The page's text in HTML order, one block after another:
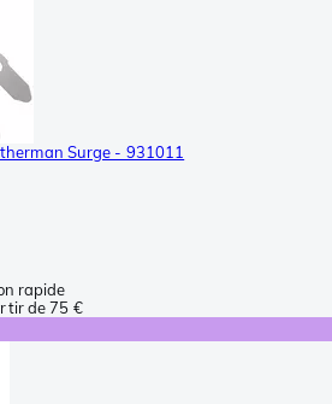
Surge - 931011
rapide
de 75 €